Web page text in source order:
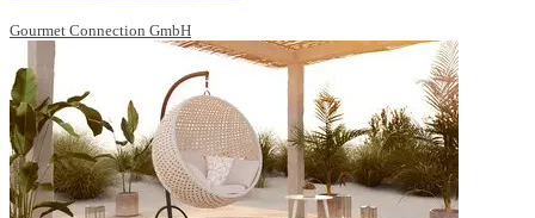
Gourmet Connection GmbH